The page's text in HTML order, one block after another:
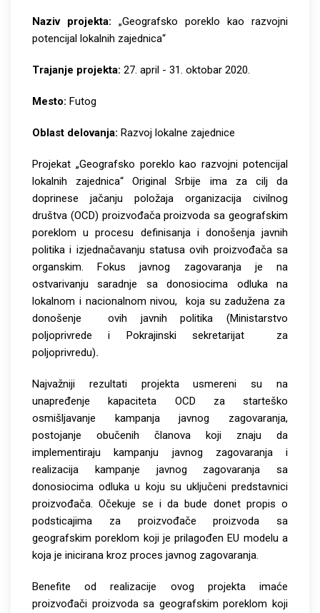
Naziv projekta: „Geografsko poreklo kao razvojni
potencijal lokalnih zajednica“
Trajanje projekta: 27. april - 31. oktobar 2020.
Mesto: Futog
Oblast delovanja: Razvoj lokalne zajednice
Projekat „Geografsko poreklo kao razvojni potencijal
lokalnih zajednica“ Original Srbije ima za cilj da
doprinese jačanju položaja organizacija civilnog
društva (OCD) proizvođača proizvoda sa geografskim
poreklom u procesu definisanja i donošenja javnih
politika i izjednačavanju statusa ovih proizvođača sa
organskim. Fokus javnog zagovaranja je na
ostvarivanju saradnje sa donosiocima odluka na
lokalnom i nacionalnom nivou, koja su zadužena za
donošenje ovih javnih politika (Ministarstvo
poljoprivrede i Pokrajinski sekretarijat za
poljoprivredu).
Najvažniji rezultati projekta usmereni su na
unapređenje kapaciteta OCD za starteško
osmišljavanje kampanja javnog zagovaranja,
postojanje obučenih članova koji znaju da
implementiraju kampanju javnog zagovaranja i
realizacija kampanje javnog zagovaranja sa
donosiocima odluka u koju su uključeni predstavnici
proizvođača. Očekuje se i da bude donet propis o
podsticajima za proizvođače proizvoda sa
geografskim poreklom koji je prilagođen EU modelu a
koja je inicirana kroz proces javnog zagovaranja.
Benefite od realizacije ovog projekta imaće
proizvođači proizvoda sa geografskim poreklom koji